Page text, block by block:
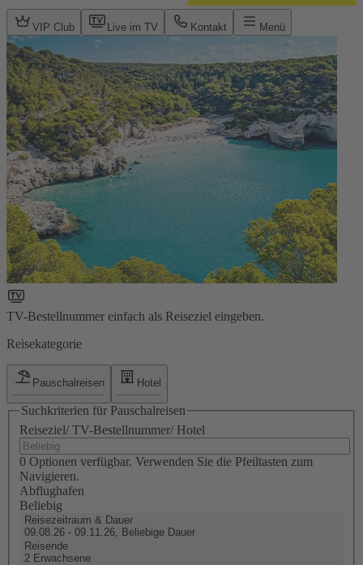
VIP Club Live im TV Kontakt Menü
TV-Bestellnummer einfach als Reiseziel eingeben.
Reisekategorie
Pauschalreisen Hotel
Suchkriterien für Pauschalreisen
Reiseziel/ TV-Bestellnummer/ Hotel
0 Optionen verfügbar. Verwenden Sie die Pfeiltasten zum
Navigieren.
Abflughafen
Beliebig
Reisezeitraum & Dauer
09.08.26 - 09.11.26, Beliebige Dauer
Reisende
2 Erwachsene